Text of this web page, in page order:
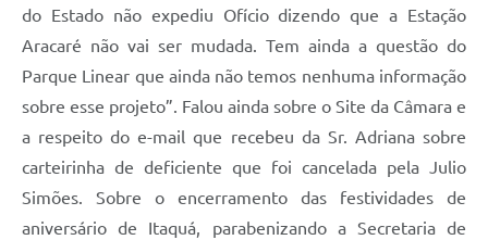
do Estado não expediu Ofício dizendo que a Estação
Aracaré não vai ser mudada. Tem ainda a questão do
Parque Linear que ainda não temos nenhuma informação
sobre esse projeto”. Falou ainda sobre o Site da Câmara e
a respeito do e-mail que recebeu da Sr. Adriana sobre
carteirinha de deficiente que foi cancelada pela Julio
Simões. Sobre o encerramento das festividades de
aniversário de Itaquá, parabenizando a Secretaria de